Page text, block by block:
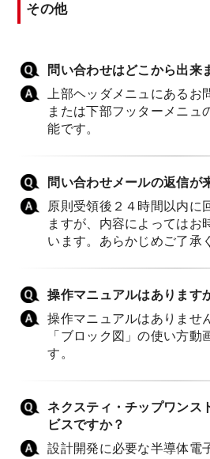
その他
問い合わせはどこから出来
上部ヘッダメニュにあるお
または下部フッターメニュ
能です。
問い合わせメールの返信が
原則受領後２４時間以内に
ますが、内容によってはお
います。あらかじめご了承
操作マニュアルはあります
操作マニュアルはありませ
「ブロック図」の使い方動
す。
ネクスティ・チップワンス
ビスですか？
設計開発に必要な半導体電